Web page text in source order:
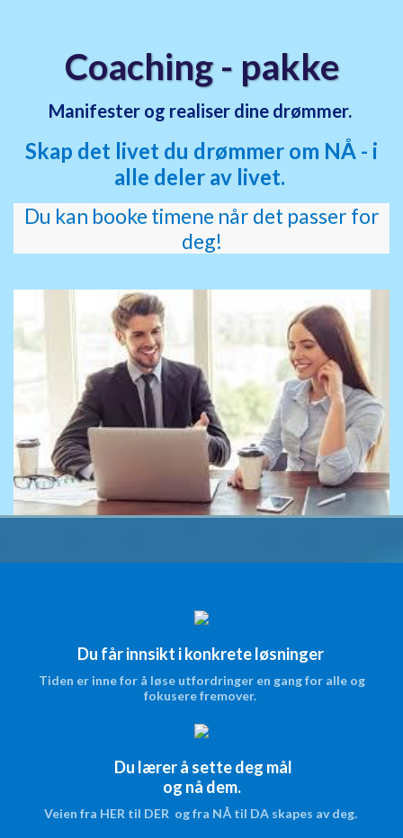
Coaching - pakke
Manifester og realiser dine drømmer.
Skap det livet du drømmer om NÅ - i
alle deler av livet.
Du kan booke timene når det passer for
deg!
Du får innsikt i konkrete løsninger
Tiden er inne for å løse utfordringer en gang for alle og
fokusere fremover.
Du lærer å sette deg mål
og nå dem.
Veien fra HER til DER og fra NÅ til DA skapes av deg.